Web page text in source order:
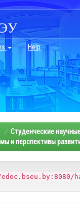
Help
Студенческие
и перспективы